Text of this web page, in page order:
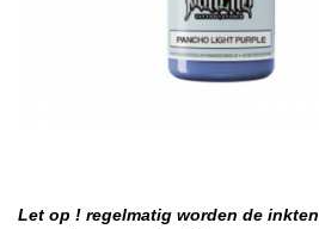
Let op ! regelmatig worden de